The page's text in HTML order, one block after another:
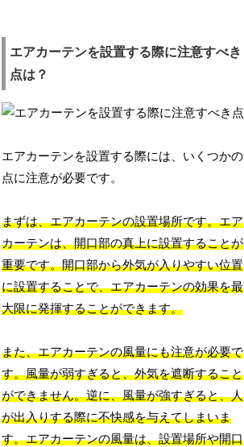
エアカーテンを設置する際に注意すべき
点は？
エアカーテンを設置する際には、いくつかの
点に注意が必要です。
まずは、エアカーテンの設置場所です。エア
カーテンは、開口部の真上に設置することが
重要です。開口部から外気が入りやすい位置
に設置することで、エアカーテンの効果を最
大限に発揮することができます。
また、エアカーテンの風量にも注意が必要で
す。風量が弱すぎると、外気を遮断すること
ができません。逆に、風量が強すぎると、人
が出入りする際に不快感を与えてしまいま
す。エアカーテンの風量は、設置場所や開口